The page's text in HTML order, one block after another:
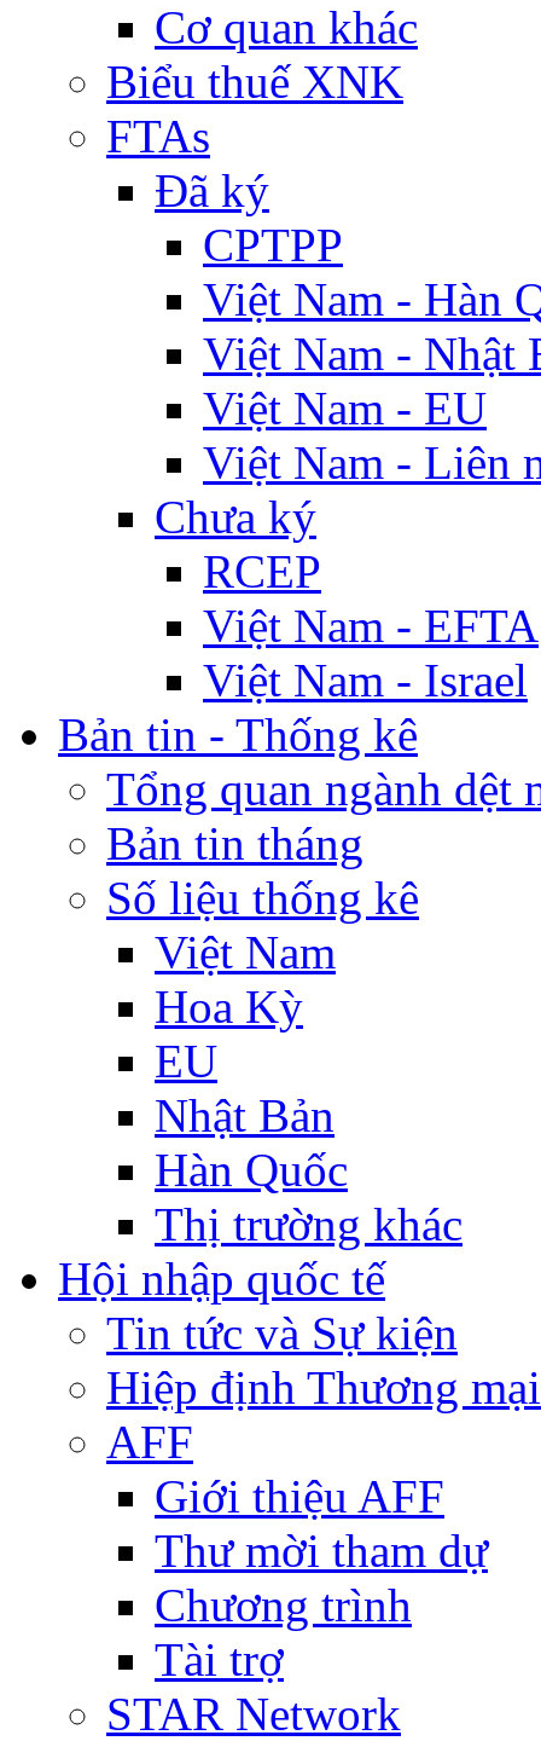
Cơ quan khác
Biểu thuế XNK
FTAs
Đã ký
CPTPP
Việt Nam - Hàn
Việt Nam - Nhật
Việt Nam - EU
Việt Nam - Liên
Chưa ký
RCEP
Việt Nam - EFTA
Việt Nam - Israel
Bản tin - Thống kê
Tổng quan ngành dệt
Bản tin tháng
Số liệu thống kê
Việt Nam
Hoa Kỳ
EU
Nhật Bản
Hàn Quốc
Thị trường khác
Hội nhập quốc tế
Tin tức và Sự kiện
Hiệp định Thương
AFF
Giới thiệu AFF
Thư mời tham dự
Chương trình
Tài trợ
STAR Network